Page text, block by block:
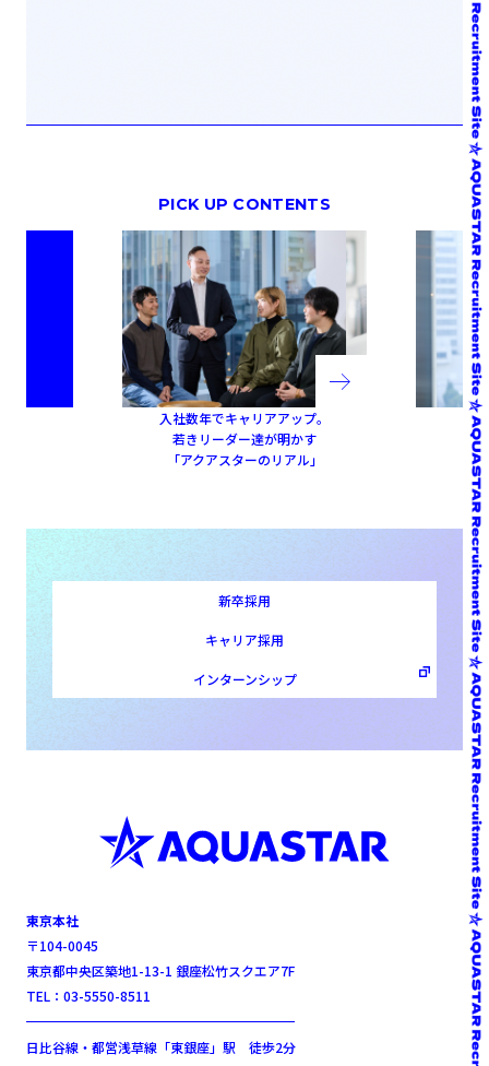
入社数年でキャリアアップ。
若きリーダー達が明かす
「アクアスターのリアル」
新卒採用
キャリア採用
インターンシップ
東京本社
〒104-0045
東京都中央区築地1-13-1 銀座松竹スクエア7F
TEL：03-5550-8511
日比谷線・都営浅草線「東銀座」駅 徒歩2分